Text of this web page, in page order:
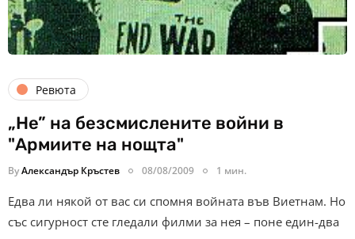
Ревюта
„Не” на безсмислените войни в
"Армиите на нощта"
ByАлександър Кръстев 08/08/2009 1 мин.
Едва ли някой от вас си спомня войната във Виетнам. Но
със сигурност сте гледали филми за нея – поне един-два